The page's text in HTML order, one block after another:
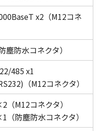
x2（M12コネ
塵防水コネクタ）
485 x1
（M12コネクタ）
（M12コネクタ）
（防塵防水コネクタ）